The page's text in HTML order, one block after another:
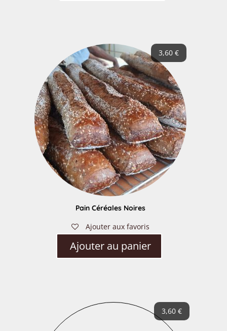
Pain Céréales Noires
3,60 €
Ajouter aux favoris
Ajouter au panier
3,60 €